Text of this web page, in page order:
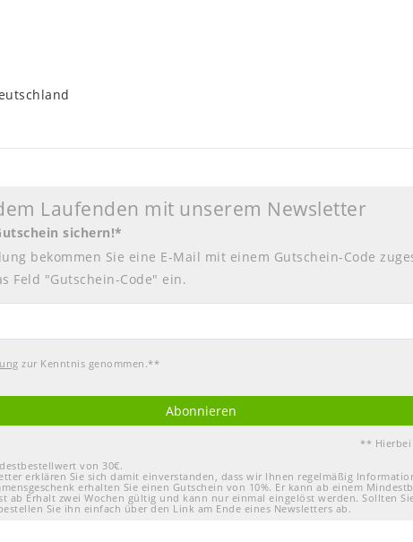
Laufenden mit unserem Newsletter
sichern!*
bekommen Sie eine E-Mail mit einem Gutschein-Code
Feld "Gutschein-Code" ein.
zur Kenntnis genommen.**
Abonnieren
** Hierbei
von 30€.
erklären Sie sich damit einverstanden, dass wir Ihnen regelmäßig
erhalten Sie einen Gutschein von 10%. Er kann ab einem
ab Erhalt zwei Wochen gültig und kann nur einmal eingelöst werden. Sollten
Sie ihn einfach über den Link am Ende eines Newsletters ab.